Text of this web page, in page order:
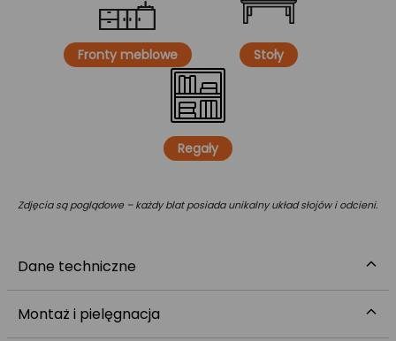
Fronty meblowe Stoły
Regały
Zdjęcia są poglądowe – każdy blat posiada unikalny układ słojów i odcieni.
Dane techniczne
Montaż i pielęgnacja